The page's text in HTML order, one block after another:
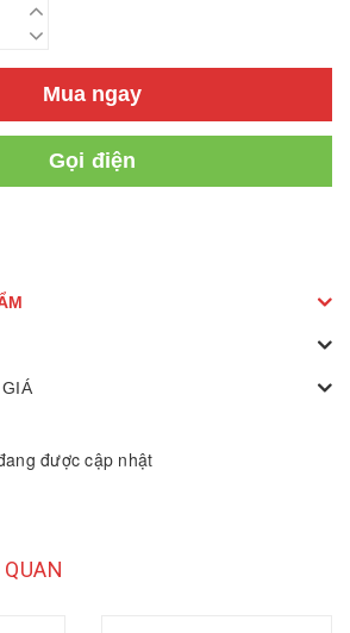
Mua ngay
Gọi điện
được cập nhật